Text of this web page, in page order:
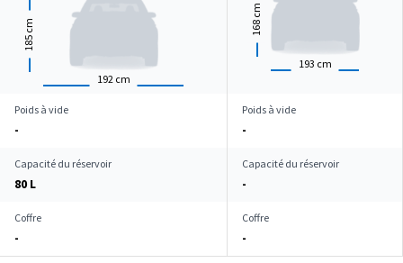
192 cm
185
cm
193 cm
168
cm
Poids à vide
-
Poids à vide
-
Capacité du réservoir
80 L
Capacité du réservoir
-
Coffre
-
Coffre
-